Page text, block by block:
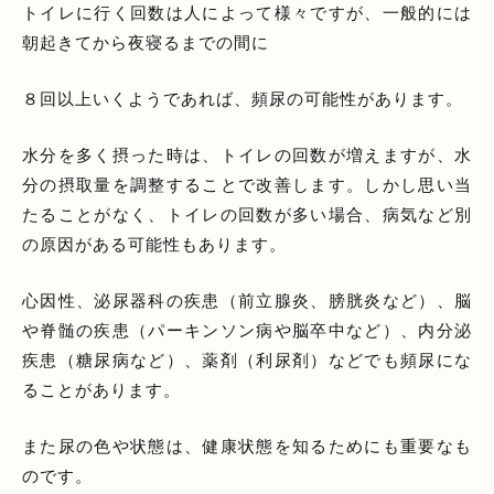
トイレに行く回数は人によって様々ですが、一般的には
朝起きてから夜寝るまでの間に
８回以上いくようであれば、頻尿の可能性があります。
水分を多く摂った時は、トイレの回数が増えますが、水
分の摂取量を調整することで改善します。しかし思い当
たることがなく、トイレの回数が多い場合、病気など別
の原因がある可能性もあります。
心因性、泌尿器科の疾患（前立腺炎、膀胱炎など）、脳
や脊髄の疾患（パーキンソン病や脳卒中など）、内分泌
疾患（糖尿病など）、薬剤（利尿剤）などでも頻尿にな
ることがあります。
また尿の色や状態は、健康状態を知るためにも重要なも
のです。